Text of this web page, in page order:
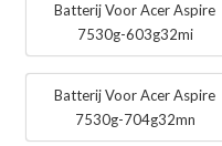
Batterij Voor Acer Aspire
7530g-603g32mi
Batterij Voor Acer Aspire
7530g-704g32mn